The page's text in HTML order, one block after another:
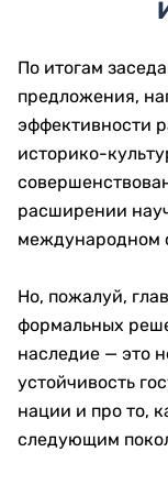
По итогам
предложения,
эффективности
историко-
расширении
международном
Но, пожалуй,
формальных
наследие — это
устойчивость
нации и про то,
следующим